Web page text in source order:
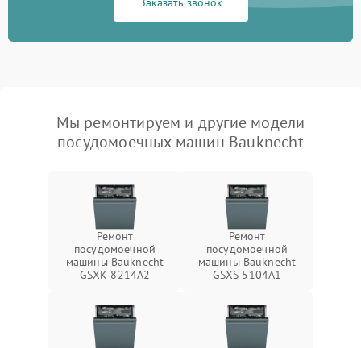
Мы ремонтируем и другие модели
посудомоечных машин Bauknecht
Ремонт
посудомоечной
машины Bauknecht
GSXK 8214A2
Ремонт
посудомоечной
машины Bauknecht
GSXS 5104A1